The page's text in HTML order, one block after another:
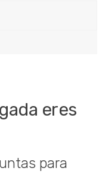
eres
para